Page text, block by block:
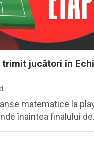
trimit jucători în
matematice la
înaintea finalului